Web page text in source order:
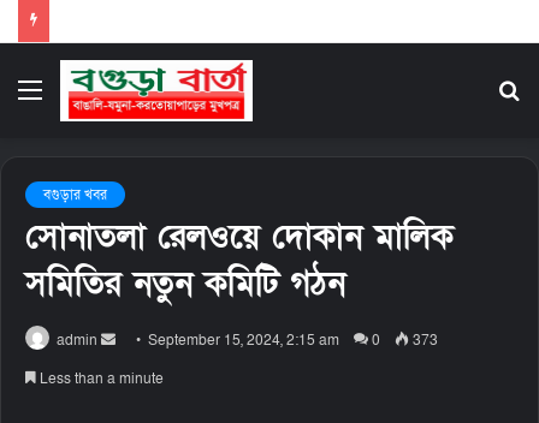
Menu
বগুড়ার খবর
সোনাতলা রেলওয়ে দোকান মালিক
সমিতির নতুন কমিটি গঠন
admin September 15, 2024, 2:15 am 0
373
Less than a minute